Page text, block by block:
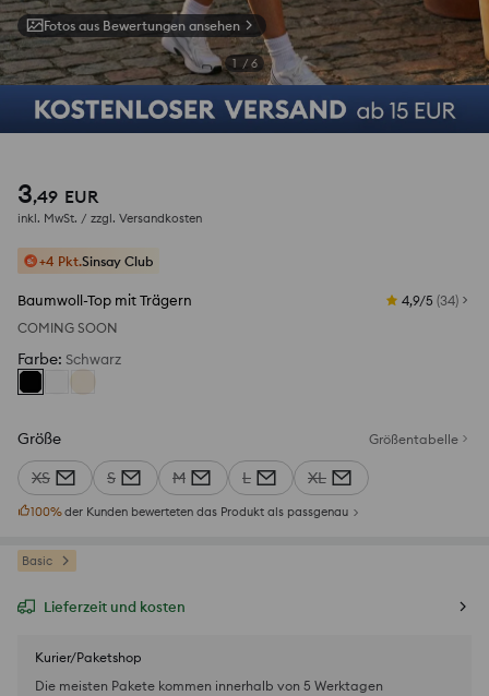
Fotos aus Bewertungen ansehen
1 /6
3,49 EUR
inkl. MwSt. / zzgl. Versandkosten
+4 Pkt.Sinsay Club
Baumwoll-Top mit Trägern 4,9/5 (34)
COMING SOON
Farbe: Schwarz
Größe Größentabelle
XS S M L XL
100%der Kunden bewerteten das Produkt als passgenau
Basic
Lieferzeit und kosten
Kurier/Paketshop
Die meisten Pakete kommen innerhalb von 5 Werktagen